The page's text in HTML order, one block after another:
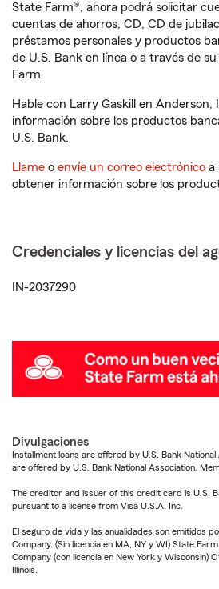
State Farm®, ahora podrá solicitar
cuentas de ahorros, CD, CD de
préstamos personales y productos
de U.S. Bank en línea o a través de
Farm.
Hable con Larry Gaskill en
información sobre los productos
U.S. Bank.
Llame o envíe un correo electrónico a
obtener información sobre los
Credenciales y licencias del
IN-2037290
Divulgaciones
Installment loans are offered by U.S. Bank
are offered by U.S. Bank National Association.
The creditor and issuer of this credit card is U.S.
pursuant to a license from Visa U.S.A. Inc.
El seguro de vida y las anualidades son emitidos
Company. (Sin licencia en MA, NY y WI) State
Company (con licencia en New York y Wisconsin)
Illinois.